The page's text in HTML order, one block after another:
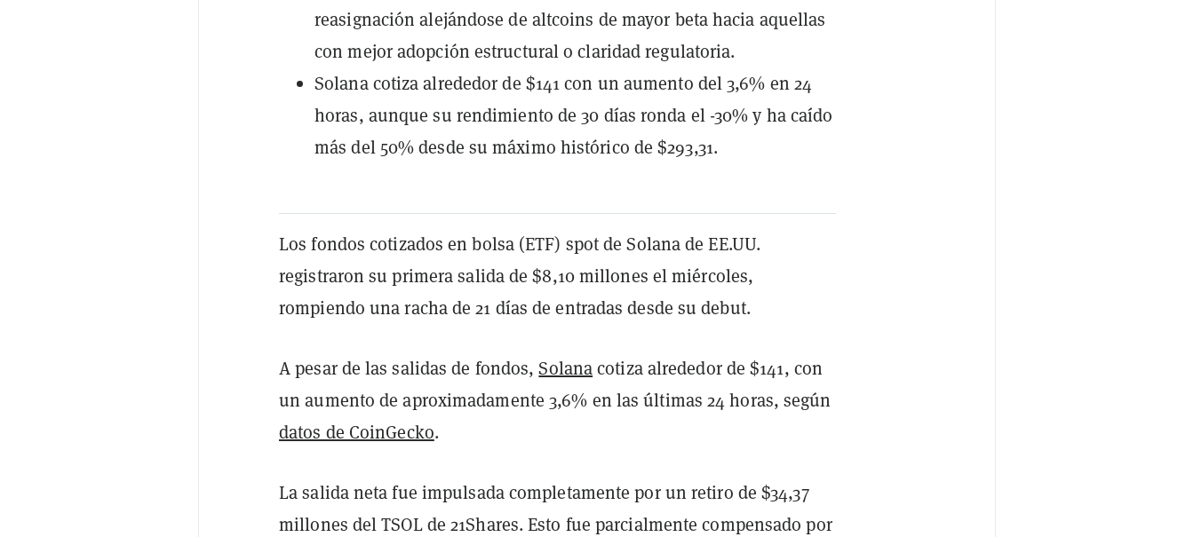
reasignación alejándose de altcoins de mayor beta hacia aquellas
con mejor adopción estructural o claridad regulatoria.
Solana cotiza alrededor de $141 con un aumento del 3,6% en 24
horas, aunque su rendimiento de 30 días ronda el -30% y ha caído
más del 50% desde su máximo histórico de $293,31.
Los fondos cotizados en bolsa (ETF) spot de Solana de EE.UU.
registraron su primera salida de $8,10 millones el miércoles,
rompiendo una racha de 21 días de entradas desde su debut.
A pesar de las salidas de fondos,Solanacotiza alrededor de $141, con
un aumento de aproximadamente 3,6% en las últimas 24 horas, según
datos de CoinGecko.
La salida neta fue impulsada completamente por un retiro de $34,37
millones del TSOL de 21Shares. Esto fue parcialmente compensado por